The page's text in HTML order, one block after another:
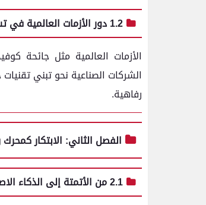
1.2 دور الأزمات العالمية في تسريع التحول
رفاهية.
الفصل الثاني: الابتكار
2.1 من الأتمتة إلى الذكاء الاصطناعي التوليدي